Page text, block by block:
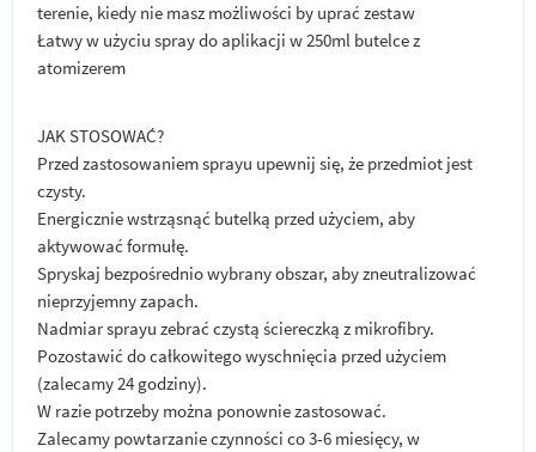
terenie, kiedy nie masz możliwości by uprać zestaw
Łatwy w użyciu spray do aplikacji w 250ml butelce z
atomizerem
JAK STOSOWAĆ?
Przed zastosowaniem sprayu upewnij się, że przedmiot jest
czysty.
Energicznie wstrząsnąć butelką przed użyciem, aby
aktywować formułę.
Spryskaj bezpośrednio wybrany obszar, aby zneutralizować
nieprzyjemny zapach.
Nadmiar sprayu zebrać czystą ściereczką z mikrofibry.
Pozostawić do całkowitego wyschnięcia przed użyciem
(zalecamy 24 godziny).
W razie potrzeby można ponownie zastosować.
Zalecamy powtarzanie czynności co 3-6 miesięcy, w